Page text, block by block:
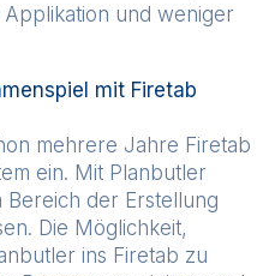
und weniger
mit Firetab
mehrere Jahre Firetab
ein. Mit Planbutler
der Erstellung
Die Möglichkeit,
ins Firetab zu